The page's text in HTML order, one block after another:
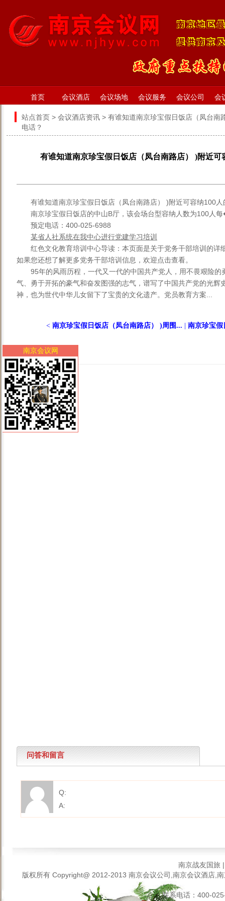
首页 会议酒店 会议场地 会议服务 会议公司 会
站点首页 > 会议酒店资讯 > 有谁知道南京珍宝假日饭店（凤台南
电话？
有谁知道南京珍宝假日饭店（凤台南路店） )附近可
有谁知道南京珍宝假日饭店（凤台南路店） )附近可容纳100
南京珍宝假日饭店的中山B厅，该会场台型容纳人数为100人
预定电话：400-025-6988
某省人社系统在我中心进行党建学习培训
红色文化教育培训中心导读：本页面是关于党务干部培训的详
如果您还想了解更多党务干部培训信息，欢迎点击查看。
95年的风雨历程，一代又一代的中国共产党人，用不畏艰险
气、勇于开拓的豪气和奋发图强的志气，谱写了中国共产党的光辉
神，也为世代中华儿女留下了宝贵的文化遗产。党员教育方案...
< 南京珍宝假日饭店（凤台南路店） )周围... 南京珍宝假
问答和留言
Q:
A:
南京战友国旅
版权所有 Copyright@ 2012-2013 南京会议公司,南京会议酒店,
联系电话：400-
南京会议网